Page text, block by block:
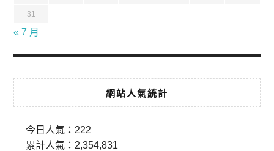
31
« 7 月
網站人氣統計
今日人氣： 222
累計人氣： 2,354,831